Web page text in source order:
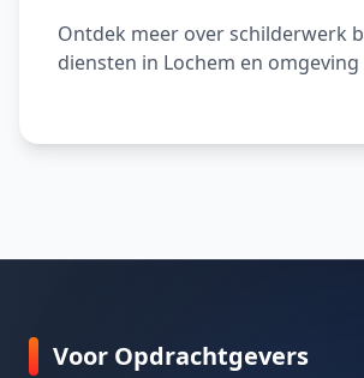
Ontdek meer over schilderwerk
diensten in Lochem en omgeving
Voor Opdrachtgevers